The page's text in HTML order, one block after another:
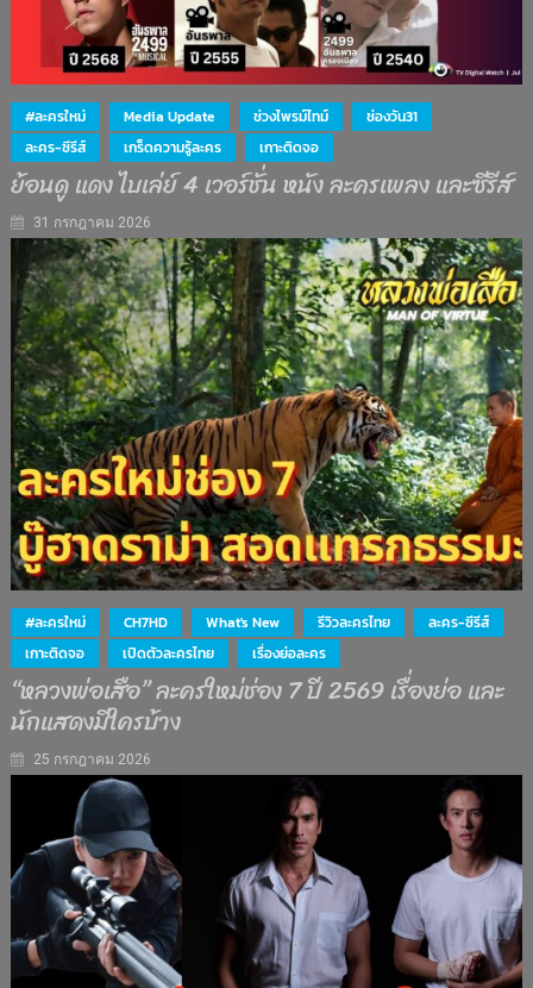
#ละครใหม่ Media Update ช่วงไพรม์ไทม์
ช่องวัน31
ละคร-ซีรีส์
เกร็ดความรู้ละคร เกาะติดจอ
ย้อนดู แดง ไบเล่ย์ 4 เวอร์ชั่น หนัง ละครเพลง และซีรีส์
31 กรกฎาคม 2026
#ละครใหม่ CH7HD What's New รีวิวละครไทย
ละคร-ซีรีส์
เกาะติดจอ
เปิดตัวละครไทย เรื่องย่อละคร
“หลวงพ่อเสือ” ละครใหม่ช่อง 7 ปี 2569 เรื่องย่อ และ
นักแสดงมีใครบ้าง
25 กรกฎาคม 2026